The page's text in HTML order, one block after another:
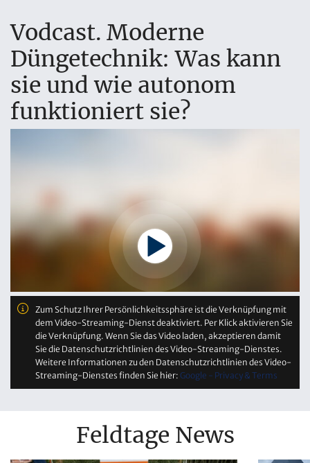
Vodcast. Moderne
Düngetechnik: Was kann
sie und wie autonom
funktioniert sie?
Zum Schutz Ihrer Persönlichkeitssphäre ist die Verknüpfung mit
dem Video-Streaming-Dienst deaktiviert. Per Klick aktivieren Sie
die Verknüpfung. Wenn Sie das Video laden, akzeptieren damit
Sie die Datenschutzrichtlinien des Video-Streaming-Dienstes.
Weitere Informationen zu den Datenschutzrichtlinien des Video-
Streaming-Dienstes finden Sie hier: Google - Privacy & Terms
Feldtage News